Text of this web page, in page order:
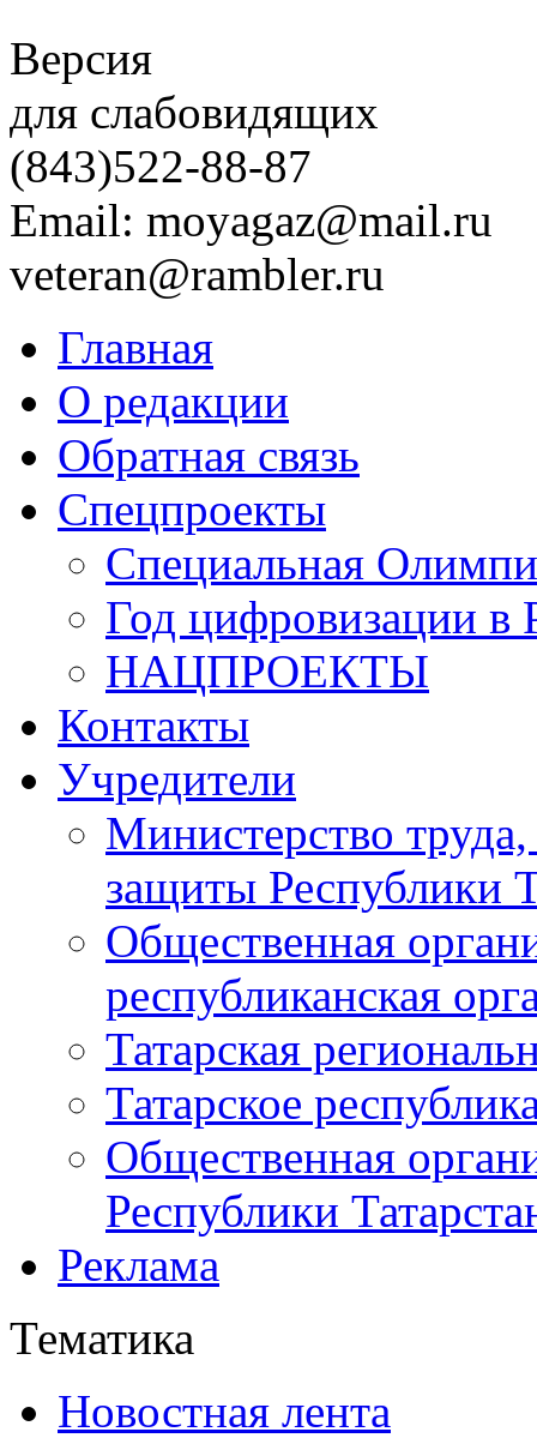
Версия
для слабовидящих
(843)522-88-87
Email: moyagaz@mail.ru
veteran@rambler.ru
Главная
О редакции
Обратная связь
Спецпроекты
Специальная
Год цифровизации в
НАЦПРОЕКТЫ
Контакты
Учредители
Министерство
защиты Республики
Общественная
республиканская
Татарская
Татарское
Общественная
Республики
Реклама
Тематика
Новостная лента